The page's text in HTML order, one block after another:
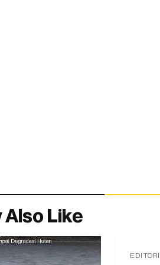
Also Like